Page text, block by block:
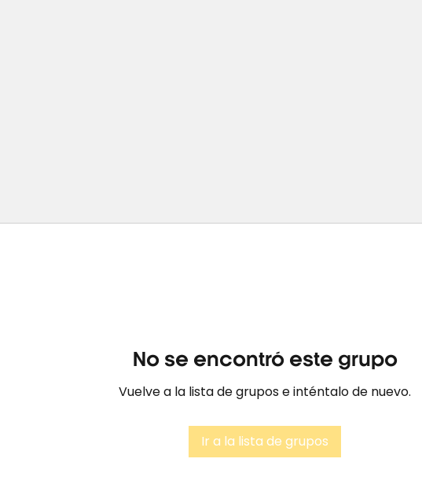
No se encontró este grupo
Vuelve a la lista de grupos e inténtalo de nuevo.
Ir a la lista de grupos